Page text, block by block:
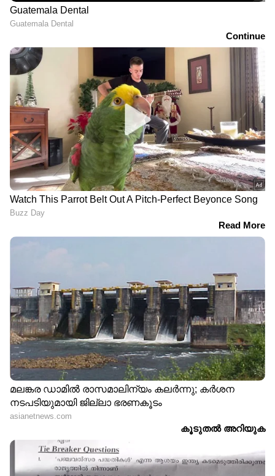
12
15
കണ്ണൂരിലെ മലയോര മേഖലയായ കണിച്ചാർ
പഞ്ചായത്തിൽ ഏലപ്പീടികയ്ക്ക് സമീപത്തെ
വനത്തിലും ഉരുൾപൊട്ടി. ഇതേതുടർന്ന്
ഇരുപത്തി ഏഴാം മൈൽ, പൂളക്കുറ്റി,
ഭാഗങ്ങളിൽ മണ്ണിടിച്ചിലും മലവെള്ളപ്പാച്ചിലും
ഉണ്ടായി. വെള്ളം കുത്തിയറിങ്ങി ഒറ്റപ്പെട്ട താഴെ
വെള്ളറ കോളനിയിലെ കുടുംബങ്ങളെ
അഗ്നിരക്ഷ സേനയെത്തി ബന്ധുവീടുകളിലേക്ക്
മാറ്റി.